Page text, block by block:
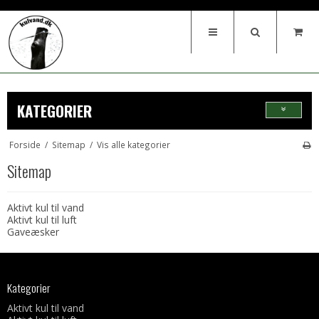
KATEGORIER
Forside / Sitemap / Vis alle kategorier
Sitemap
Aktivt kul til vand
Aktivt kul til luft
Gaveæsker
Kategorier
Aktivt kul til vand